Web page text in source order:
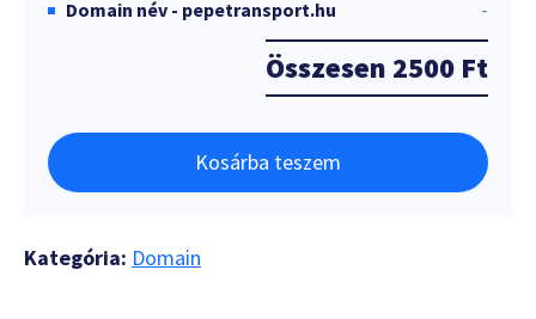
Domain név - pepetransport.hu
-
Összesen 2500 Ft
Kosárba teszem
Kategória: Domain